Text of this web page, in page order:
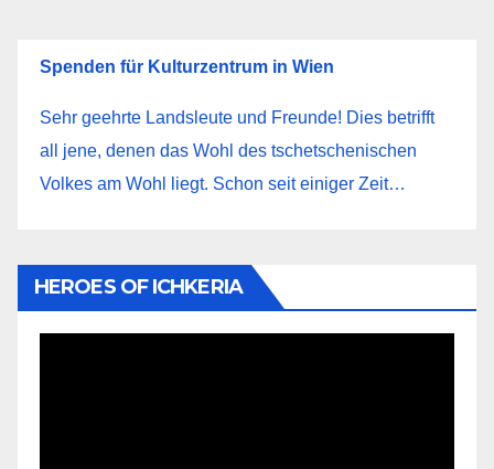
Spenden für Kulturzentrum in Wien
Sehr geehrte Landsleute und Freunde! Dies betrifft
all jene, denen das Wohl des tschetschenischen
Volkes am Wohl liegt. Schon seit einiger Zeit…
HEROES OF ICHKERIA